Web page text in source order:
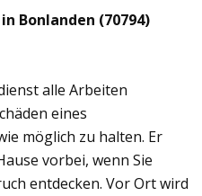
Bonlanden (70794)
alle Arbeiten
eines
möglich zu halten. Er
vorbei, wenn Sie
entdecken. Vor Ort wird